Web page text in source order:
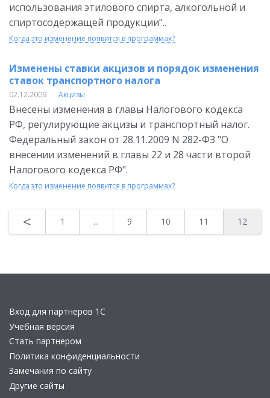
использования этилового спирта, алкогольной и
спиртосодержащей продукции"..
Когда это изменение появится в программах?
Изменены ставки акцизов и порядок изменения
ставок транспортного налога
02.12.2009 Акцизы
Внесены изменения в главы Налогового кодекса
РФ, регулирующие акцизы и транспортный налог.
Федеральный закон от 28.11.2009 N 282-ФЗ "О
внесении изменений в главы 22 и 28 части второй
Налогового кодекса РФ".
Когда это изменение появится в программах?
< 1 ... 9 10 11 12
Вход для партнеров 1С
Учебная версия
Стать партнером
Политика конфиденциальности
Замечания по сайту
Другие сайты